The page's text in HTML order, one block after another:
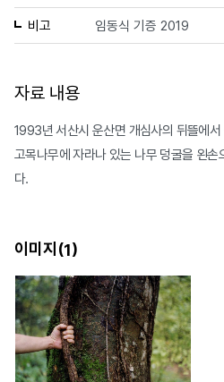
비고 임동식 기증 2019
자료 내용
1993년 서산시 운산면 개심사의 뒤뜰에
고목나무에 자라나 있는 나무 덩굴을 왼
다.
이미지(1)